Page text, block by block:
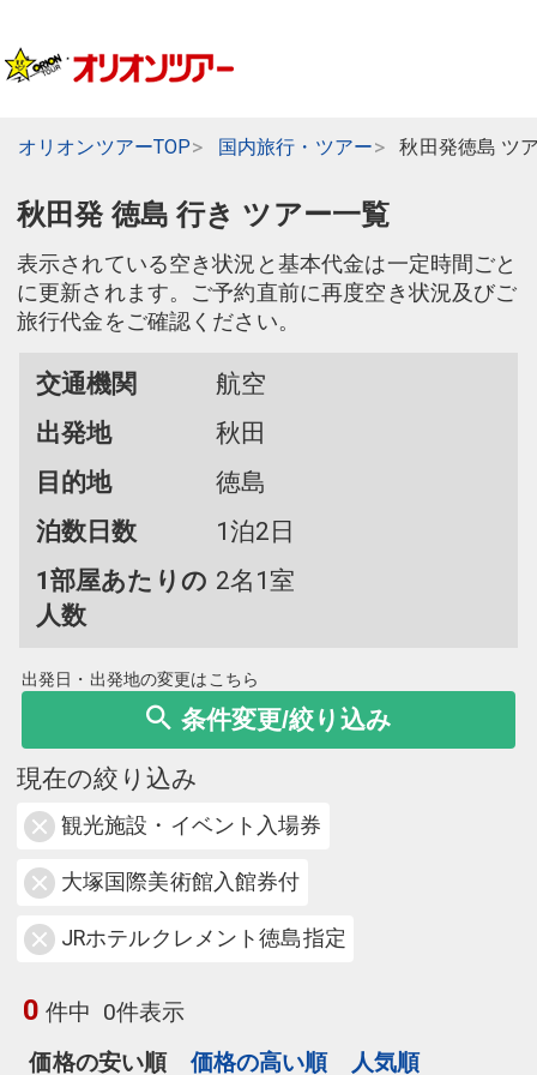
オリオンツアーTOP 国内旅行・ツアー 秋田発徳島 ツ
秋田発 徳島 行き ツアー一覧
表示されている空き状況と基本代金は一定時間ごと
に更新されます。ご予約直前に再度空き状況及びご
旅行代金をご確認ください。
交通機関
航空
出発地
秋田
目的地
徳島
泊数日数
1泊2日
1部屋あたりの
人数
2名1室
出発日・出発地の変更はこちら
条件変更/絞り込み
現在の絞り込み
観光施設・イベント入場券
大塚国際美術館入館券付
JRホテルクレメント徳島指定
0 件中 0件表示
価格の安い順
価格の高い順 人気順